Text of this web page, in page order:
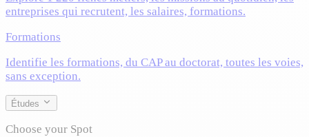
entreprises qui recrutent, les salaires, formations.
Formations
Identifie les formations, du CAP au doctorat, toutes les voies,
sans exception.
Études
Choose your Spot